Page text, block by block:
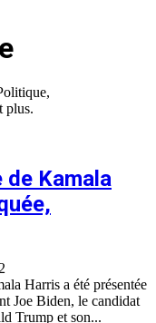
plus.
de Kamala
Harris a été présentée
Joe Biden, le candidat
Trump et son...